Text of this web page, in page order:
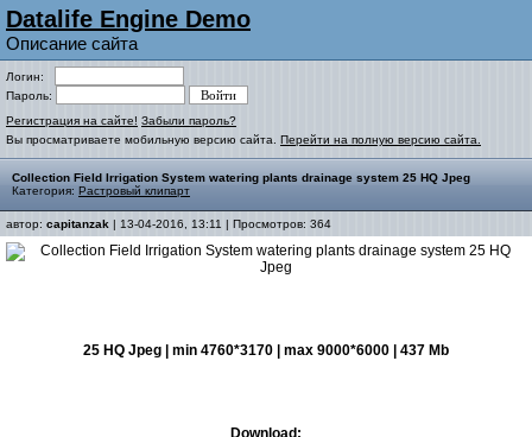
Datalife Engine Demo
Описание сайта
Логин:
Пароль:
Регистрация на сайте! Забыли пароль?
Вы просматриваете мобильную версию сайта. Перейти на полную версию сайта.
Collection Field Irrigation System watering plants drainage system 25 HQ Jpeg
Категория: Растровый клипарт
автор: capitanzak | 13-04-2016, 13:11 | Просмотров: 364
25 HQ Jpeg | min 4760*3170 | max 9000*6000 | 437 Mb
Download: